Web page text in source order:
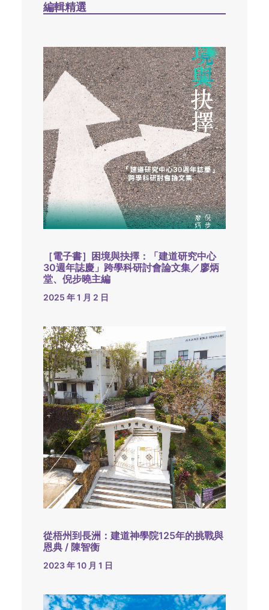
編輯精選
［電子書］困境與抉擇：「建道研究中心
30週年誌慶」跨學科研討會論文集／廖炳
堂、倪步曉主編
2025 年 1 月 2 日
從梧州到長洲：建道神學院125年的挑戰與
恩典 / 陳智衡
2023 年 10 月 1 日